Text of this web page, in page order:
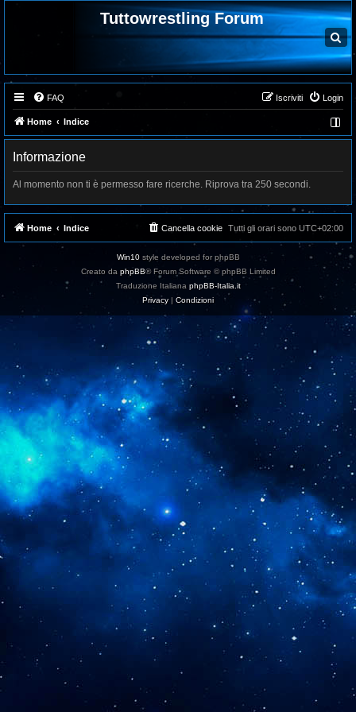
Tuttowrestling Forum
C
e
r
c
a
FAQ Login
Iscriviti
Home Indice
Informazione
Al momento non ti è permesso fare ricerche. Riprova tra 250 secondi.
Home Indice Tutti gli orari sono UTC+02:00
Cancella cookie
Win10style developed for phpBB
Creato da phpBB® Forum Software © phpBB Limited
Traduzione Italiana phpBB-Italia.it
Privacy | Condizioni